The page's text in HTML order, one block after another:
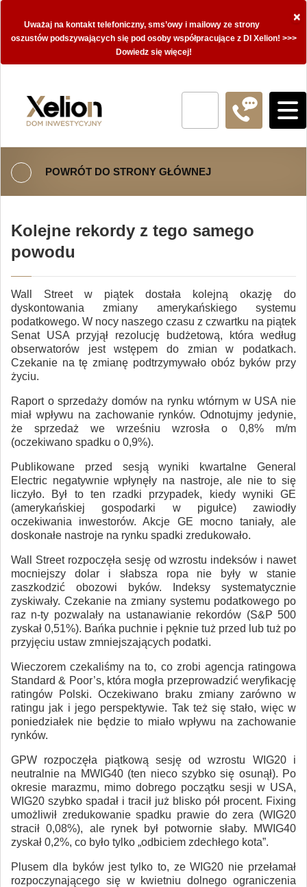
×
Uważaj na kontakt telefoniczny, sms’owy i mailowy ze strony
oszustów podszywających się pod osoby współpracujące z DI Xelion! >>>
Dowiedz się więcej!
POWRÓT DO STRONY GŁÓWNEJ
Kolejne rekordy z tego samego
powodu
Wall Street w piątek dostała kolejną okazję do
dyskontowania zmiany amerykańskiego systemu
podatkowego. W nocy naszego czasu z czwartku na piątek
Senat USA przyjął rezolucję budżetową, która według
obserwatorów jest wstępem do zmian w podatkach.
Czekanie na tę zmianę podtrzymywało obóz byków przy
życiu.
Raport o sprzedaży domów na rynku wtórnym w USA nie
miał wpływu na zachowanie rynków. Odnotujmy jedynie,
że sprzedaż we wrześniu wzrosła o 0,8% m/m
(oczekiwano spadku o 0,9%).
Publikowane przed sesją wyniki kwartalne General
Electric negatywnie wpłynęły na nastroje, ale nie to się
liczyło. Był to ten rzadki przypadek, kiedy wyniki GE
(amerykańskiej gospodarki w pigułce) zawiodły
oczekiwania inwestorów. Akcje GE mocno taniały, ale
doskonałe nastroje na rynku spadki zredukowało.
Wall Street rozpoczęła sesję od wzrostu indeksów i nawet
mocniejszy dolar i słabsza ropa nie były w stanie
zaszkodzić obozowi byków. Indeksy systematycznie
zyskiwały. Czekanie na zmiany systemu podatkowego po
raz n-ty pozwalały na ustanawianie rekordów (S&P 500
zyskał 0,51%). Bańka puchnie i pęknie tuż przed lub tuż po
przyjęciu ustaw zmniejszających podatki.
Wieczorem czekaliśmy na to, co zrobi agencja ratingowa
Standard & Poor’s, która mogła przeprowadzić weryfikację
ratingów Polski. Oczekiwano braku zmiany zarówno w
ratingu jak i jego perspektywie. Tak też się stało, więc w
poniedziałek nie będzie to miało wpływu na zachowanie
rynków.
GPW rozpoczęła piątkową sesję od wzrostu WIG20 i
neutralnie na MWIG40 (ten nieco szybko się osunął). Po
okresie marazmu, mimo dobrego początku sesji w USA,
WIG20 szybko spadał i tracił już blisko pół procent. Fixing
umożliwił zredukowanie spadku prawie do zera (WIG20
stracił 0,08%), ale rynek był potwornie słaby. MWIG40
zyskał 0,2%, co było tylko „odbiciem zdechłego kota”.
Plusem dla byków jest tylko to, ze WIG20 nie przełamał
rozpoczynającego się w kwietniu dolnego ograniczenia